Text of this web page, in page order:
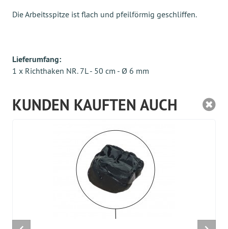
Die Arbeitsspitze ist flach und pfeilförmig geschliffen.
Lieferumfang:
1 x Richthaken NR. 7L - 50 cm - Ø 6 mm
KUNDEN KAUFTEN AUCH